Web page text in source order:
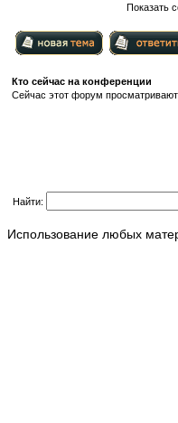
Показать
Кто сейчас на конференции
Сейчас этот форум
Найти:
Использование любых